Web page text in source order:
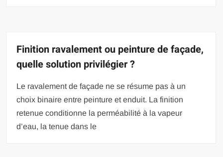
Finition ravalement ou peinture de façade,
quelle solution privilégier ?
Le ravalement de façade ne se résume pas à un
choix binaire entre peinture et enduit. La finition
retenue conditionne la perméabilité à la vapeur
d’eau, la tenue dans le